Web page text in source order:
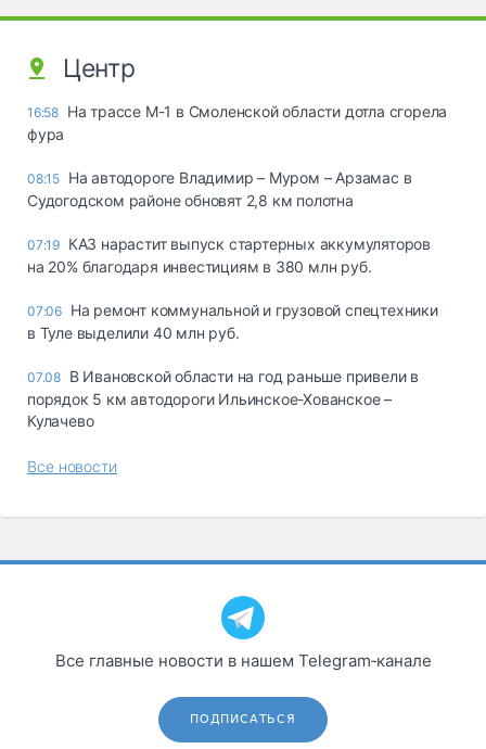
Центр
16:58 На трассе М-1 в Смоленской области дотла сгорела
фура
08:15 На автодороге Владимир – Муром – Арзамас в
Судогодском районе обновят 2,8 км полотна
07:19 КАЗ нарастит выпуск стартерных аккумуляторов
на 20% благодаря инвестициям в 380 млн руб.
07:06 На ремонт коммунальной и грузовой спецтехники
в Туле выделили 40 млн руб.
07.08 В Ивановской области на год раньше привели в
порядок 5 км автодороги Ильинское-Хованское –
Кулачево
Все новости
Все главные новости в нашем Telegram‑канале
ПОДПИСАТЬСЯ